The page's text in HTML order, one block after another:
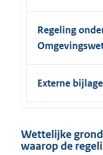
Regeling
Externe
Wettelijke
waarop de